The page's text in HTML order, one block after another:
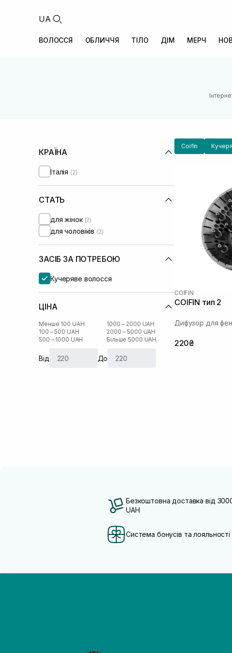
UA
ВОЛОССЯ ОБЛИЧЧЯ ТІЛО ДІМ МЕРЧ
КРАЇНА
Італія (2)
СТАТЬ
для жінок (2)
для чоловіків (2)
ЗАСІБ ЗА ПОТРЕБОЮ
Кучеряве волосся
ЦІНА
Менше 100 UAH
100 – 500 UAH
500 – 1000 UAH
1000 – 2000 UAH
2000 – 5000 UAH
Більше 5000 UAH
Від До
Coifin
COIFIN
COIFIN тип 2
Дифузор для
220₴
Безкоштовна доставка від
UAH
Система бонусів та лояльності